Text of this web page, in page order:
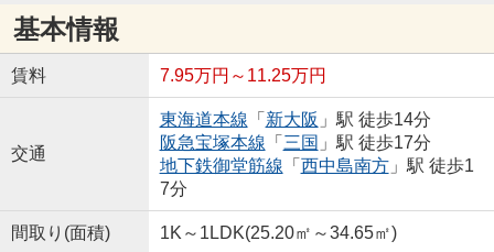
基本情報
賃料 7.95万円～11.25万円
交通
東海道本線 「 新大阪 」駅 徒歩14分
阪急宝塚本線 「 三国 」駅 徒歩17分
地下鉄御堂筋線 「 西中島南方」駅 徒歩1
7分
間取り(面積) 1K～1LDK(25.20㎡～34.65㎡)